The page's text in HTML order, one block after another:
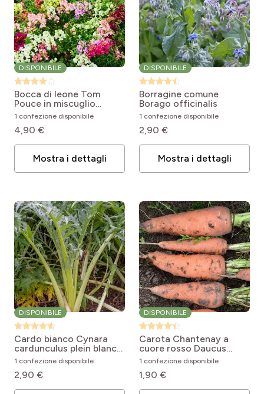
DISPONIBILE
Bocca di leone Tom
Pouce in miscuglio
Antirrhinum majus nanum
Rainbow
1 confezione disponibile
4,90 €
Mostra i dettagli
DISPONIBILE
Borragine comune
Borago officinalis
1 confezione disponibile
2,90 €
Mostra i dettagli
DISPONIBILE
Cardo bianco Cynara
cardunculus plein blanc
inerme
1 confezione disponibile
2,90 €
DISPONIBILE
Carota Chantenay a
cuore rosso Daucus
carota Chantenay à
coeur rouge
1 confezione disponibile
1,90 €